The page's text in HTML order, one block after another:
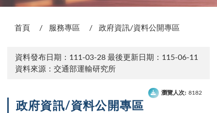
首頁 服務專區 政府資訊/資料公開專區
資料發布日期：111-03-28 最後更新日期：115-06-11
資料來源：交通部運輸研究所
瀏覽人次: 8182
政府資訊/資料公開專區